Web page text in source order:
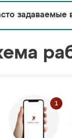
задаваемые